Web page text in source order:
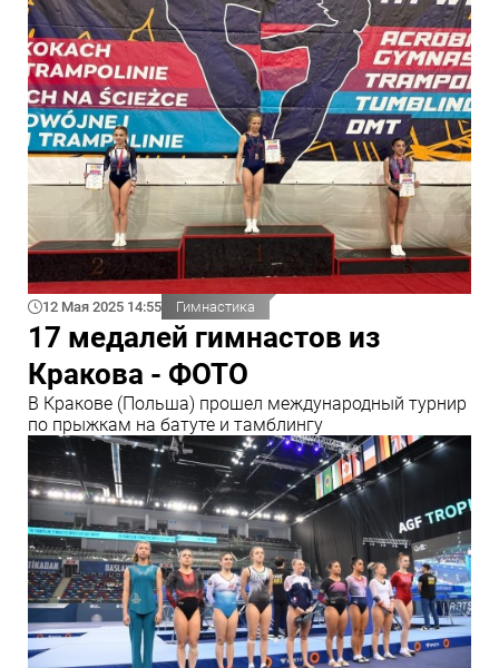
12 Мая 2025 14:55 Гимнастика
17 медалей гимнастов из
Кракова - ФОТО
В Кракове (Польша) прошел международный турнир
по прыжкам на батуте и тамблингу